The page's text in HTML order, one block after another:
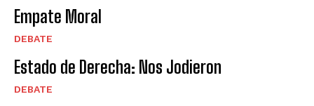
Empate Moral
DEBATE
Estado de Derecha: Nos Jodieron
DEBATE